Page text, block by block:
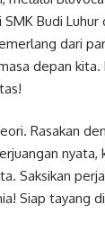
SMK Budi
dari
depan
Rasakan
nyata,
Saksikan
Siap tayang di